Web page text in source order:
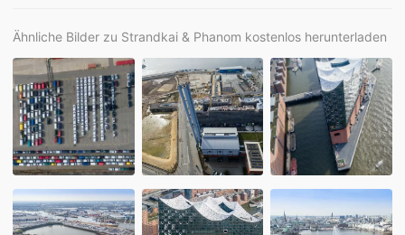
Ähnliche Bilder zu Strandkai & Phanom kostenlos herunterladen